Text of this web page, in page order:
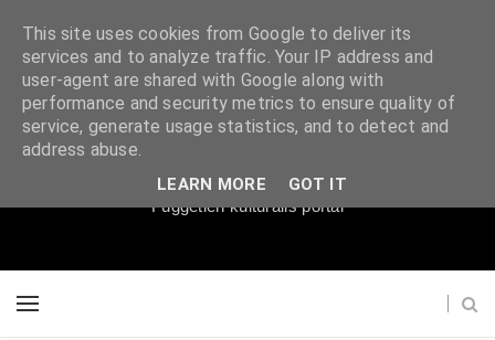
Súgópéldány
Független kulturális portál
This site uses cookies from Google to deliver its
services and to analyze traffic. Your IP address and
user-agent are shared with Google along with
performance and security metrics to ensure quality of
service, generate usage statistics, and to detect and
address abuse.
LEARN MORE GOT IT